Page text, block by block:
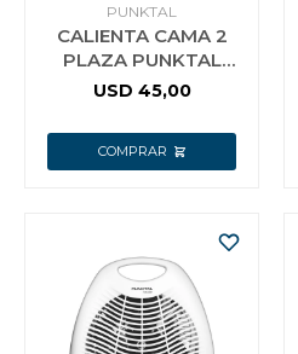
PUNKTAL
CALIENTA CAMA 2
PLAZA PUNKTAL
22PL F
USD 45,00